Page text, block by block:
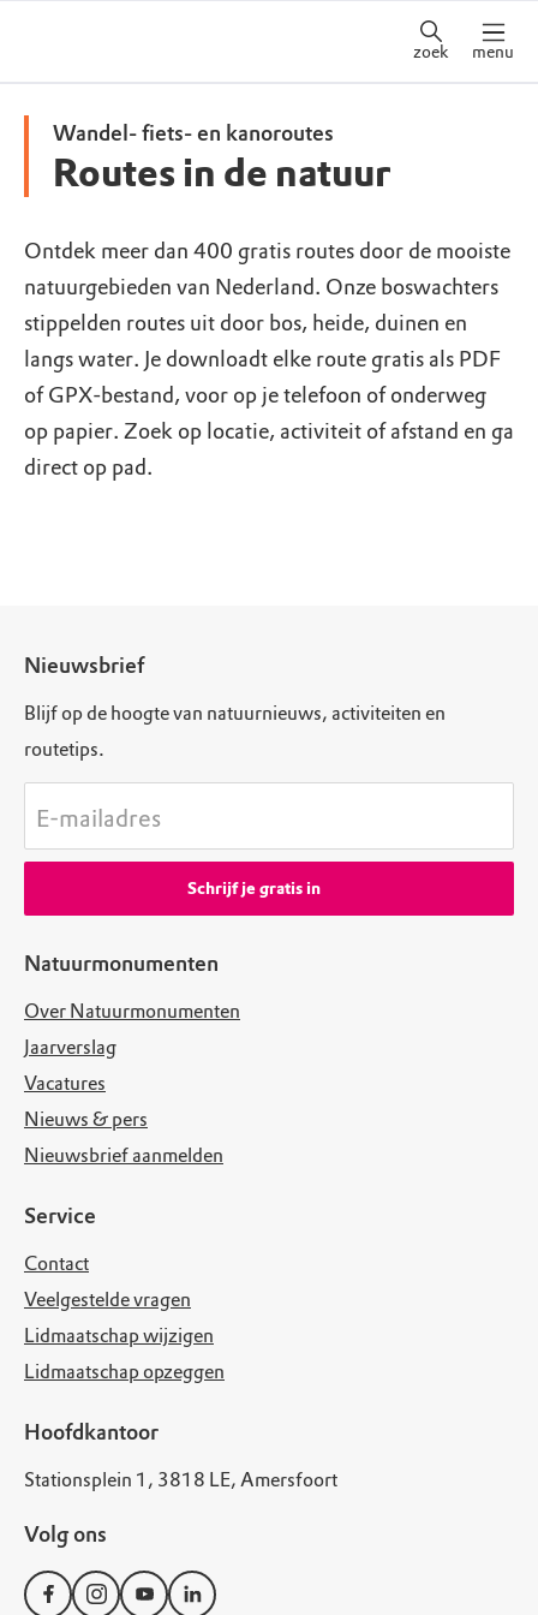
zoek menu
Wandel- fiets- en kanoroutes
Routes in de natuur
Ontdek meer dan 400 gratis routes door de mooiste
natuurgebieden van Nederland. Onze boswachters
stippelden routes uit door bos, heide, duinen en
langs water. Je downloadt elke route gratis als PDF
of GPX-bestand, voor op je telefoon of onderweg
op papier. Zoek op locatie, activiteit of afstand en ga
direct op pad.
Natuurmonumenten
Over Natuurmonumenten
Jaarverslag
Vacatures
Nieuws & pers
Nieuwsbrief aanmelden
Service
Contact
Veelgestelde vragen
Lidmaatschap wijzigen
Lidmaatschap opzeggen
Hoofdkantoor
Stationsplein 1, 3818 LE, Amersfoort
Volg ons
Nieuwsbrief
Blijf op de hoogte van natuurnieuws, activiteiten en
routetips.
E-mailadres
Schrijf je gratis in